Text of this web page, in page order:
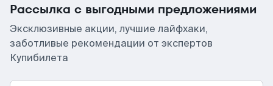
Рассылка с выгодными предложениями
Эксклюзивные акции, лучшие лайфхаки,
заботливые рекомендации от экспертов
Купибилета